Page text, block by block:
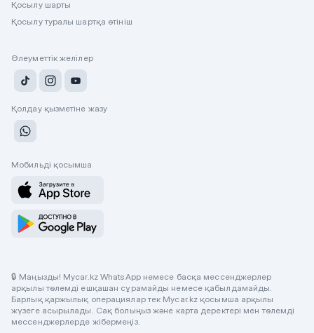
Қосылу шарты
Қосылу туралы шартқа өтініш
Әлеуметтік желілер
Қолдау қызметіне жазу
Мобильді қосымша
🔒 Маңызды! Mycar.kz WhatsApp немесе басқа мессенджерлер
арқылы төлемді ешқашан сұрамайды немесе қабылдамайды.
Барлық қаржылық операциялар тек Mycar.kz қосымша арқылы
жүзеге асырылады. Сақ болыңыз және карта деректері мен төлемді
мессенджерлерде жібермеңіз.